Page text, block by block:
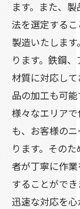
ます。また、
法を選定する
製造いたしま
ります。鉄鋼
材質に対応し
品の加工も可能
様々なエリア
も、お客様の
ります。その
者が丁寧に作
することがで
迅速な対応を